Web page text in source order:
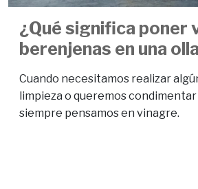
¿Qué significa poner
berenjenas en una
Cuando necesitamos realizar
limpieza o queremos condimentar
siempre pensamos en vinagre.